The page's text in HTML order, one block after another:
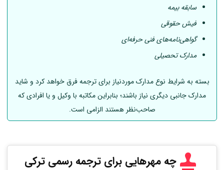
سابقه بیمه
فیش حقوقی
گواهی‌نامه‌های فنی حرفه‌ای
مدارک تحصیلی
بسته به شرایط نوع مدارک موردنیاز برای ترجمه فرق خواهد کرد و شاید
مدارک جانبی دیگری نیاز باشند؛ بنابراین مکاتبه با وکیل و یا افرادی که
صاحب‌نظر هستند الزامی است.
چه مهرهایی برای ترجمه رسمی ترکی